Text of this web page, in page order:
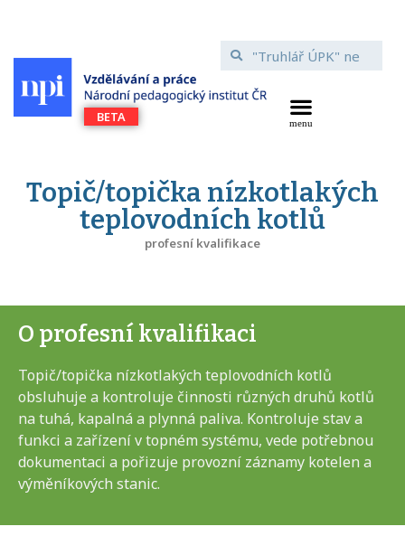
Topič/topička nízkotlakých
teplovodních kotlů
profesní kvalifikace
O profesní kvalifikaci
Topič/topička nízkotlakých teplovodních kotlů
obsluhuje a kontroluje činnosti různých druhů kotlů
na tuhá, kapalná a plynná paliva. Kontroluje stav a
funkci a zařízení v topném systému, vede potřebnou
dokumentaci a pořizuje provozní záznamy kotelen a
výměníkových stanic.